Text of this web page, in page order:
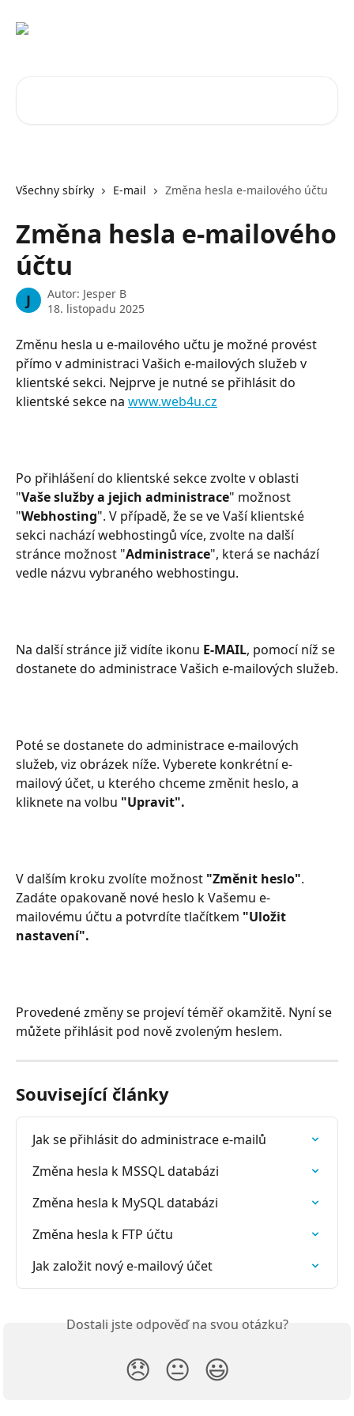
Všechny sbírky E-mail Změna hesla e-mailového účtu
Změna hesla e-mailového
účtu
J Autor: Jesper B
18. listopadu 2025
Změnu hesla u e-mailového učtu je možné provést
přímo v administraci Vašich e-mailových služeb v
klientské sekci. Nejprve je nutné se přihlásit do
klientské sekce na www.web4u.cz
Po přihlášení do klientské sekce zvolte v oblasti
"Vaše služby a jejich administrace" možnost
"Webhosting". V případě, že se ve Vaší klientské
sekci nachází webhostingů více, zvolte na další
stránce možnost "Administrace", která se nachází
vedle názvu vybraného webhostingu.
Na další stránce již vidíte ikonu E-MAIL, pomocí níž se
dostanete do administrace Vašich e-mailových služeb.
Poté se dostanete do administrace e-mailových
služeb, viz obrázek níže. Vyberete konkrétní e-
mailový účet, u kterého chceme změnit heslo, a
kliknete na volbu "Upravit".
V dalším kroku zvolíte možnost "Změnit heslo".
Zadáte opakovaně nové heslo k Vašemu e-
mailovému účtu a potvrdíte tlačítkem "Uložit
nastavení".
Provedené změny se projeví téměř okamžitě. Nyní se
můžete přihlásit pod nově zvoleným heslem.
Související články
Jak se přihlásit do administrace e-mailů
Změna hesla k MSSQL databázi
Změna hesla k MySQL databázi
Změna hesla k FTP účtu
Jak založit nový e-mailový účet
Dostali jste odpověď na svou otázku?
😞 😐 😃